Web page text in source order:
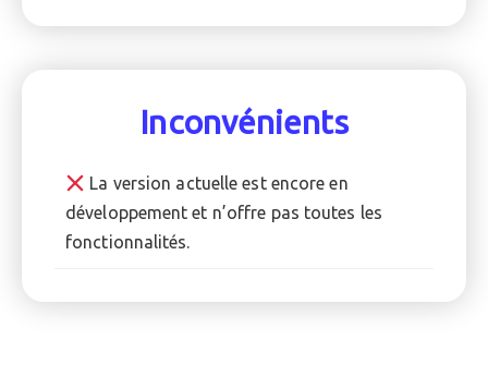
Inconvénients
La version actuelle est encore en
développement et n’offre pas toutes les
fonctionnalités.